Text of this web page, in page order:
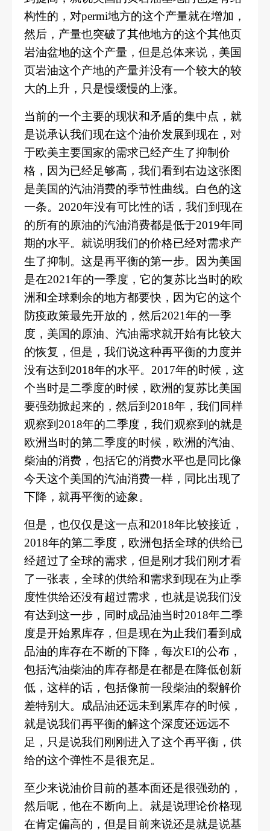
构性的，对permi地方的这个产量就在增加，
然后，产量也突破了其他地方的这个其他页
岩油盆地的这个产量，但是总体来说，美国
页岩油这个产地的产量并没有一个较大的较
大的上升，只是慢缓慢的上涨。
当前的一个主要的现状和矛盾的集中点，就
是说承认我们现在这个油价发展到现在，对
于欧美主要国家的需求已经产生了抑制价
格，因为已经足够高，我们看到右边这张图
是美国的汽油消费的季节性曲线。 白色的这
一条。 2020年没有可比性的话，我们到现在
的所有的原油的汽油消费都是低于2019年同
期的水平。 就说明我们的价格已经对需求产
生了抑制。 这是再平衡的第一步。
因为美国
是在2021年的一季度，它的复苏比当时的欧
洲和全球剩余的地方都要快，因为它的这个
防疫政策最先开放的，然后2021年的一季
度，美国的原油、汽油需求就开始有比较大
的恢复， 但是，我们说这种再平衡的力度并
没有达到 2018年的水平。2017年的时候，这
个当时是二季度的时候，欧洲的复苏比美国
要强劲掀起来的，然后到2018年，我们同样
观察到2018年的二季度，我们观察到的就是
欧洲当时的第二季度的时候，欧洲的汽油、
柴油的消费，包括它的消费水平也是同比像
今天这个美国的汽油消费一样，同比出现了
下降，就再平衡的迹象。
但是，也仅仅是这一点和2018年比较接近，
2018年的第二季度，欧洲包括全球的供给已
经超过了全球的需求，但是刚才我们刚才看
了一张表，全球的供给和需求到现在为止季
度性供给还没有超过需求，也就是说我们没
有达到这一步，同时成品油当时2018年二季
度是开始累库存，但是现在为止我们看到成
品油的库存在不断的下降，每次EI的公布，
包括汽油柴油的库存都是在都是在降低创新
低，这样的话，包括像前一段柴油的裂解价
差特别大。成品油还远未到累库存的时候，
就是说我们再平衡的解这个深度还远远不
足，只是说我们刚刚进入了这个再平衡，供
给的这个弹性不是很充足。
至少来说油价目前的基本面还是很强劲的，
然后呢，他在不断向上。就是说理论价格现
在肯定偏高的，但是目前来说还是就是说基